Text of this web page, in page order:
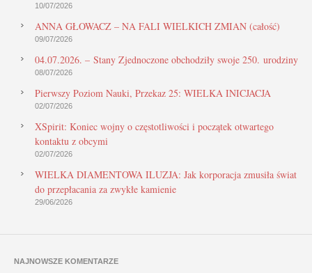
10/07/2026
ANNA GŁOWACZ – NA FALI WIELKICH ZMIAN (całość)
09/07/2026
04.07.2026. – Stany Zjednoczone obchodziły swoje 250. urodziny
08/07/2026
Pierwszy Poziom Nauki, Przekaz 25: WIELKA INICJACJA
02/07/2026
XSpirit: Koniec wojny o częstotliwości i początek otwartego
kontaktu z obcymi
02/07/2026
WIELKA DIAMENTOWA ILUZJA: Jak korporacja zmusiła świat
do przepłacania za zwykłe kamienie
29/06/2026
NAJNOWSZE KOMENTARZE